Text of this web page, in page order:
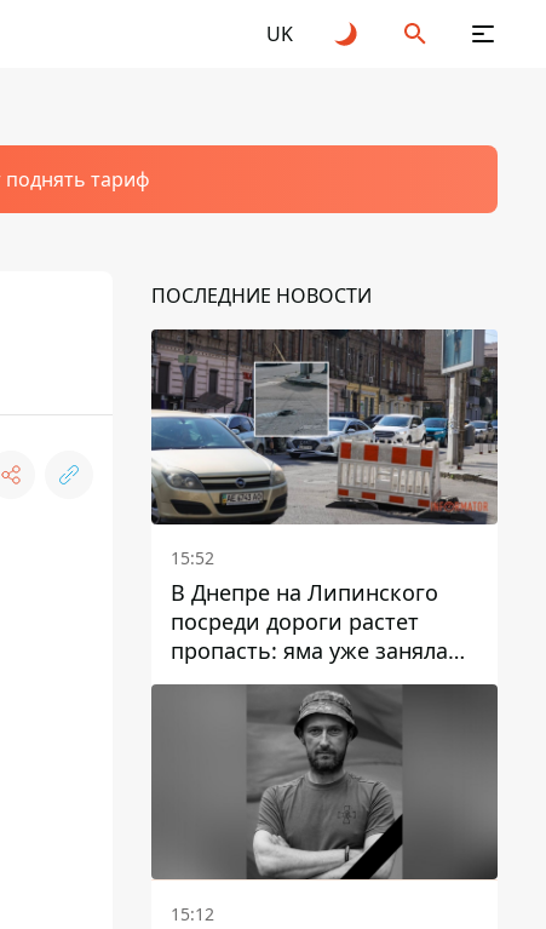
UK
поднять тариф
ПОСЛЕДНИЕ НОВОСТИ
15:52
В Днепре на Липинского
посреди дороги растет
пропасть: яма уже заняла
полосу движения
15:12